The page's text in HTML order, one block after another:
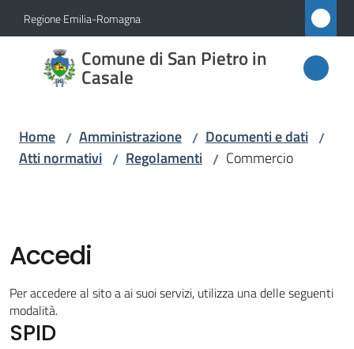
Vai al contenuto
Vai alla navigazione
Vai al footer
Regione Emilia-Romagna
Comune di San Pietro in
Casale
Comune
di San
Casale
Menu selezionato
Novità
Servizi
Home / Amministrazione / Documenti e dati /
Atti normativi / Regolamenti / Commercio
Accedi
Per accedere al sito a ai suoi servizi, utilizza una delle seguenti
modalità.
SPID